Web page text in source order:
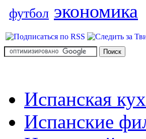
футбол экономика
Испанская
Испанские